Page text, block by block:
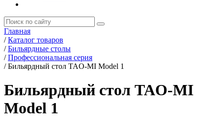
Главная
/ Каталог товаров
/ Бильярдные столы
/ Профессиональная серия
/ Бильярдный стол TAO-MI Model 1
Бильярдный стол TAO-MI
Model 1